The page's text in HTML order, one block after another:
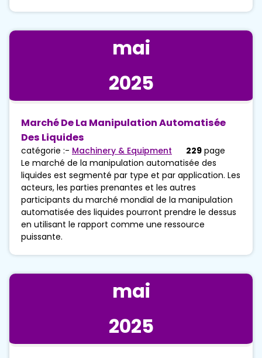
mai
2025
Marché De La Manipulation Automatisée
Des Liquides
catégorie :- Machinery & Equipment 229 page
Le marché de la manipulation automatisée des
liquides est segmenté par type et par application. Les
acteurs, les parties prenantes et les autres
participants du marché mondial de la manipulation
automatisée des liquides pourront prendre le dessus
en utilisant le rapport comme une ressource
puissante.
mai
2025